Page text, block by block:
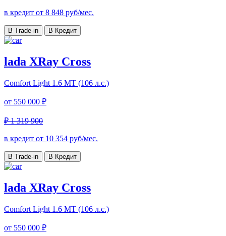
в кредит от 8 848 руб/мес.
В Trade-in В Кредит
lada XRay Cross
Comfort Light 1.6 МТ (106 л.с.)
от 550 000 ₽
₽ 1 319 900
в кредит от 10 354 руб/мес.
В Trade-in В Кредит
lada XRay Cross
Comfort Light 1.6 МТ (106 л.с.)
от 550 000 ₽